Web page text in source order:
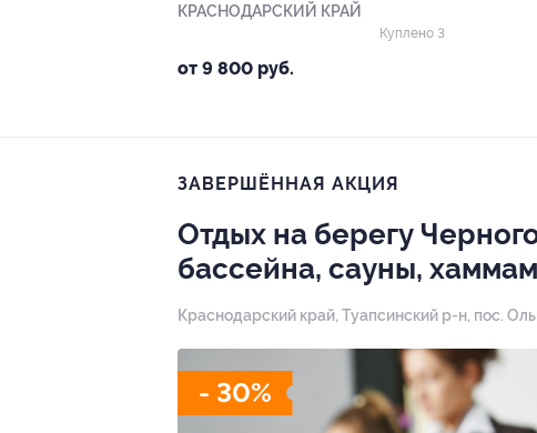
КРАСНОДАРСКИЙ КРАЙ
от 9 800 руб.
Куплено 3
ЗАВЕРШЁННАЯ АКЦИЯ
Отдых на берегу
бассейна, сауны,
Краснодарский край, Туапсинский р-н, пос.
- 30%